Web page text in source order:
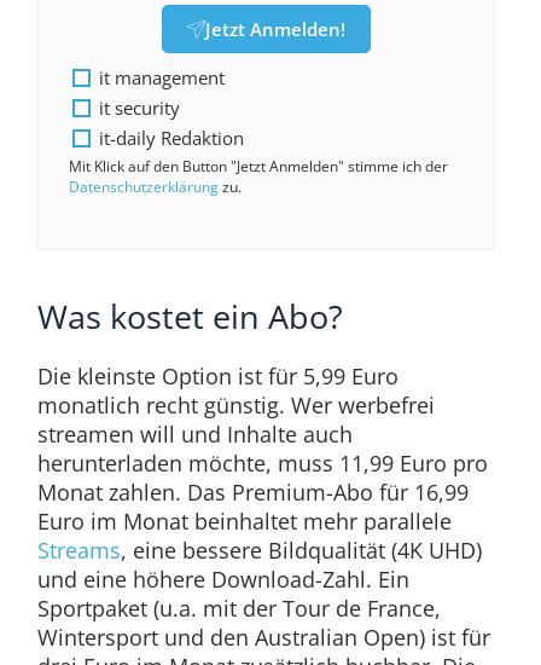
Jetzt Anmelden!
it management
it security
it-daily Redaktion
Mit Klick auf den Button "Jetzt Anmelden" stimme ich der
Datenschutzerklärungzu.
Was kostet ein Abo?
Die kleinste Option ist für 5,99 Euro
monatlich recht günstig. Wer werbefrei
streamen will und Inhalte auch
herunterladen möchte, muss 11,99 Euro pro
Monat zahlen. Das Premium-Abo für 16,99
Euro im Monat beinhaltet mehr parallele
Streams, eine bessere Bildqualität (4K UHD)
und eine höhere Download-Zahl. Ein
Sportpaket (u.a. mit der Tour de France,
Wintersport und den Australian Open) ist für